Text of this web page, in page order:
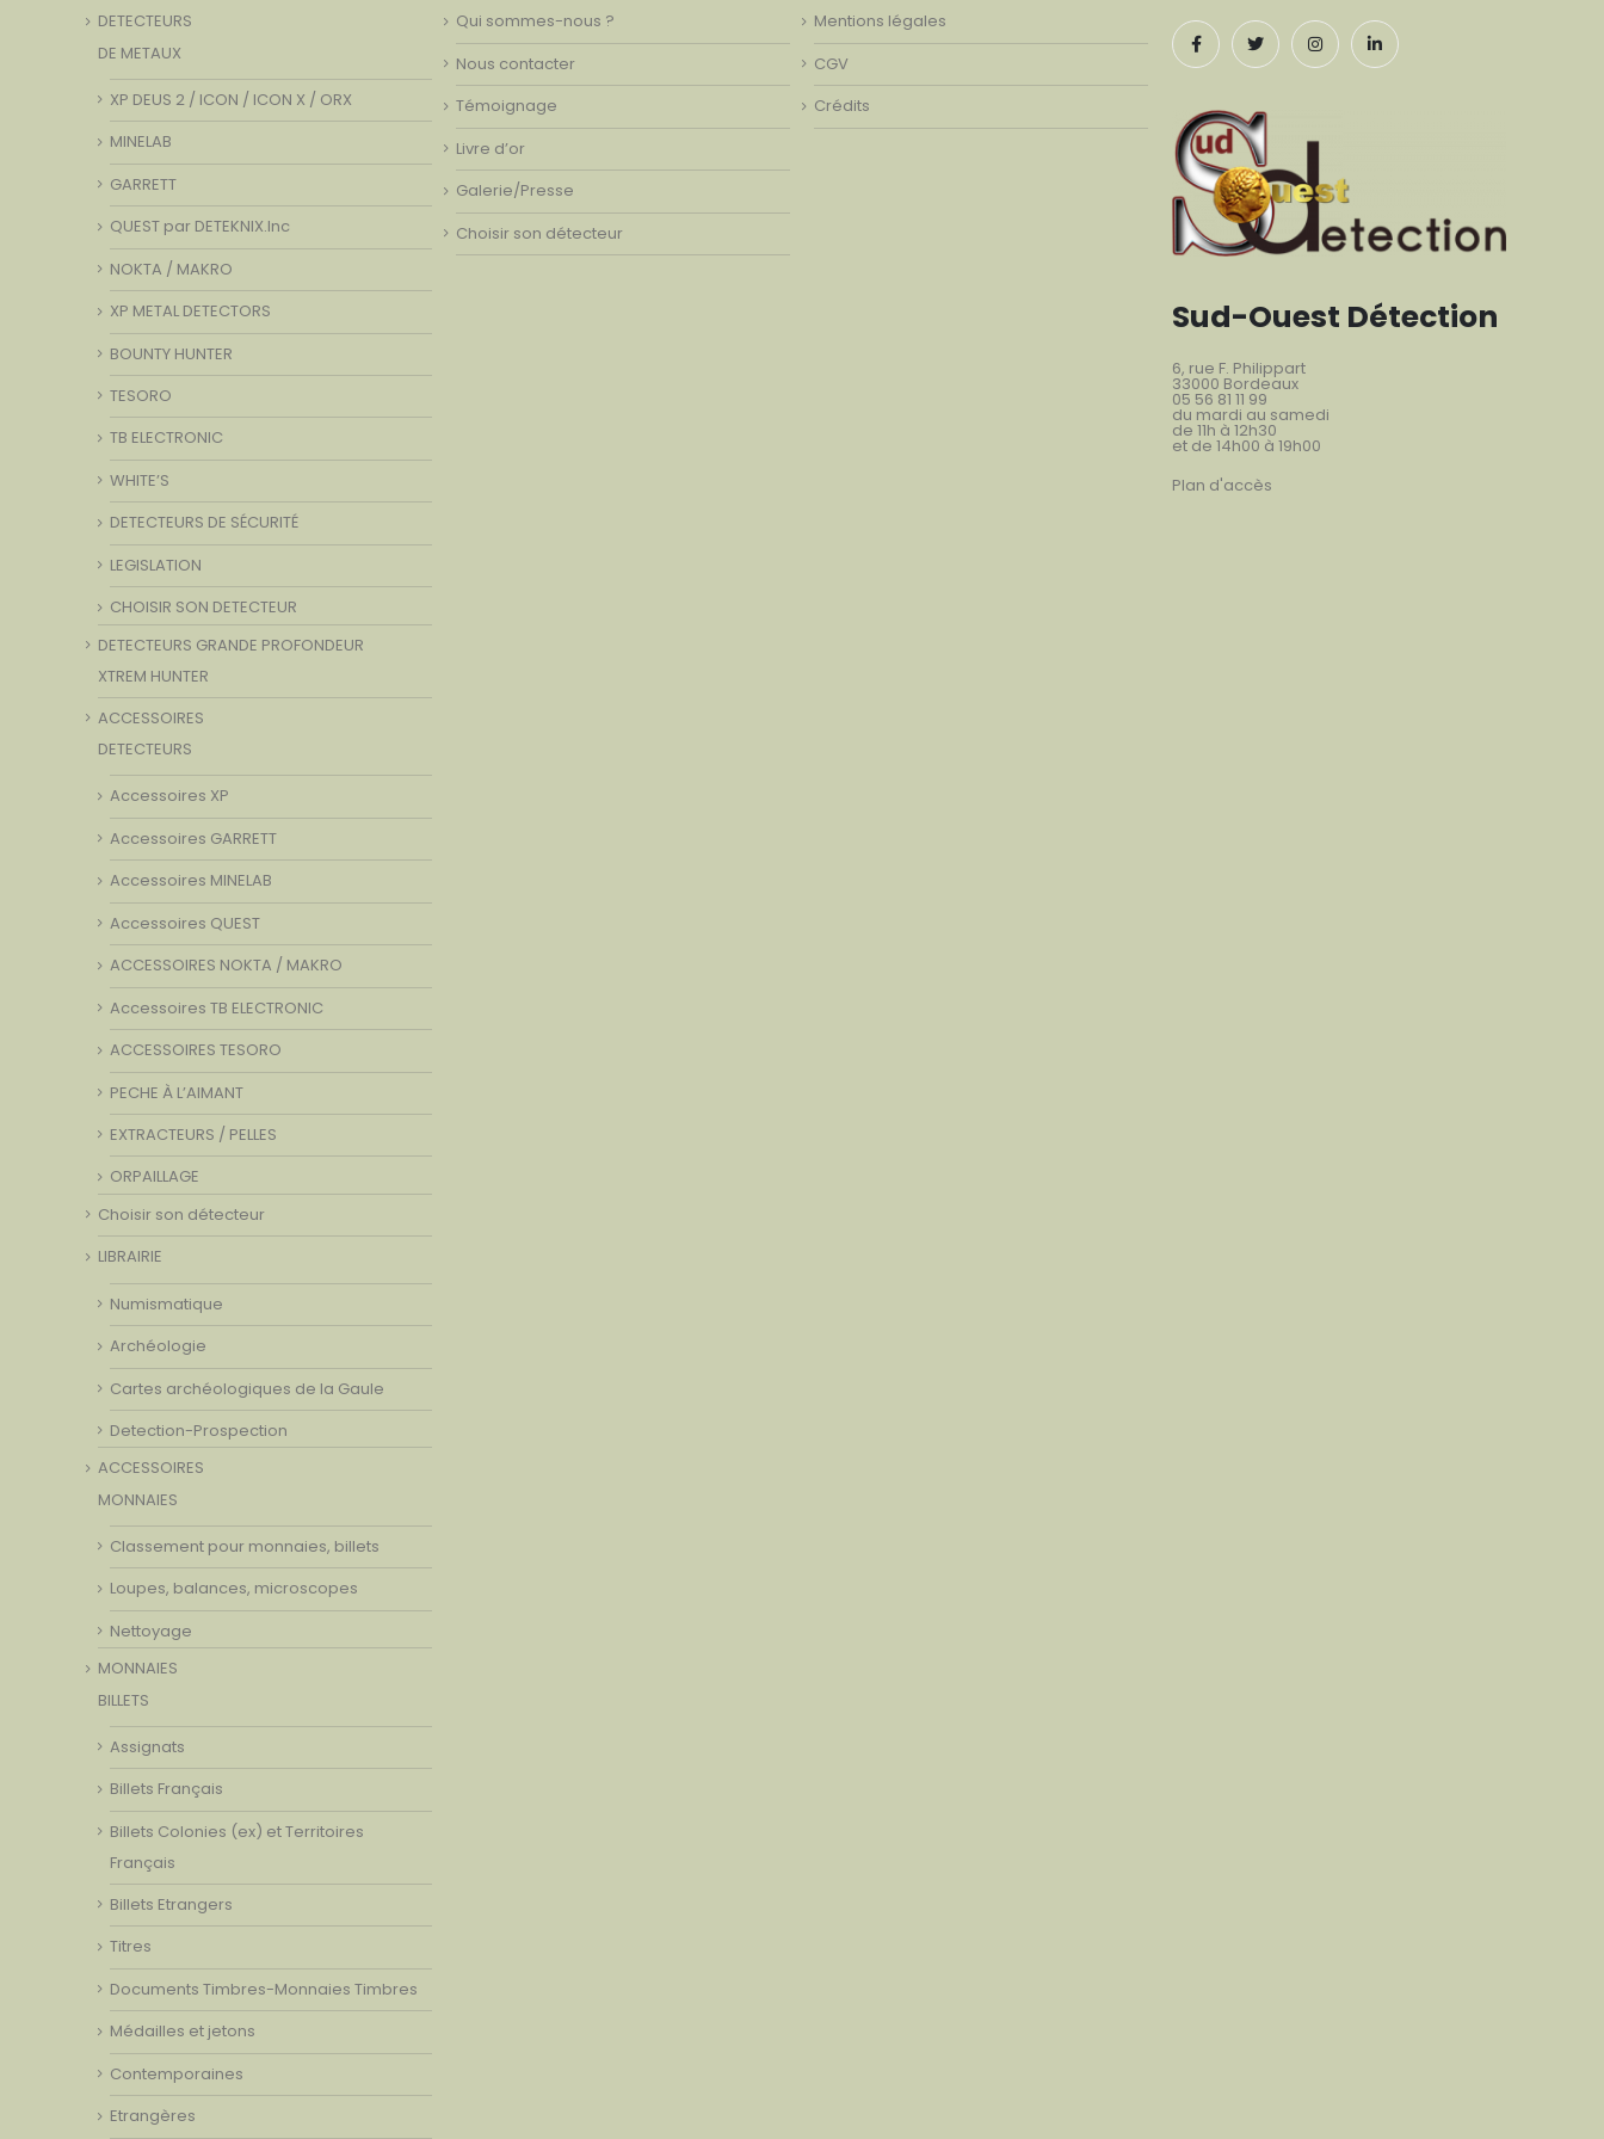
DETECTEURS
DE METAUX
XP DEUS 2 / ICON / ICON X / ORX
MINELAB
GARRETT
QUEST par DETEKNIX.Inc
NOKTA / MAKRO
XP METAL DETECTORS
BOUNTY HUNTER
TESORO
TB ELECTRONIC
WHITE’S
DETECTEURS DE SÉCURITÉ
LEGISLATION
CHOISIR SON DETECTEUR
DETECTEURS GRANDE PROFONDEUR
XTREM HUNTER
ACCESSOIRES
DETECTEURS
Accessoires XP
Accessoires GARRETT
Accessoires MINELAB
Accessoires QUEST
ACCESSOIRES NOKTA / MAKRO
Accessoires TB ELECTRONIC
ACCESSOIRES TESORO
PECHE À L’AIMANT
EXTRACTEURS / PELLES
ORPAILLAGE
Choisir son détecteur
LIBRAIRIE
Numismatique
Archéologie
Cartes archéologiques de la Gaule
Detection-Prospection
ACCESSOIRES
MONNAIES
Classement pour monnaies, billets
Loupes, balances, microscopes
Nettoyage
MONNAIES
BILLETS
Assignats
Billets Français
Billets Colonies (ex) et Territoires
Français
Billets Etrangers
Titres
Documents Timbres-Monnaies Timbres
Médailles et jetons
Contemporaines
Etrangères
Qui sommes-nous ?
Nous contacter
Témoignage
Livre d’or
Galerie/Presse
Choisir son détecteur
Mentions légales
CGV
Crédits
Sud-Ouest Détection
6, rue F. Philippart
33000 Bordeaux
05 56 81 11 99
du mardi au samedi
de 11h à 12h30
et de 14h00 à 19h00
Plan d'accès